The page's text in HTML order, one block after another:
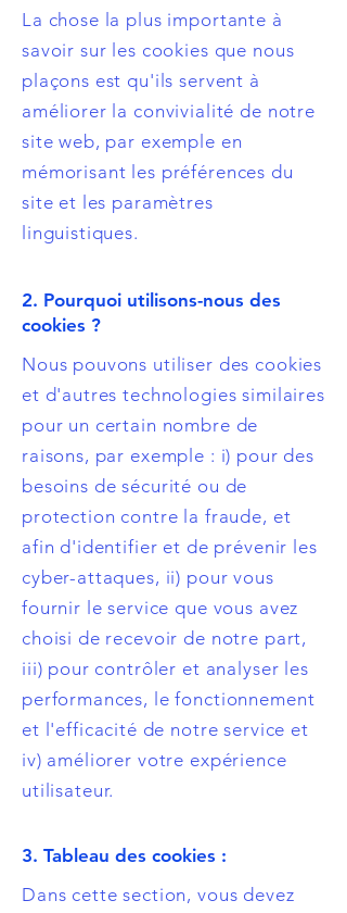
La chose la plus importante à
savoir sur les cookies que nous
plaçons est qu'ils servent à
améliorer la convivialité de notre
site web, par exemple en
mémorisant les préférences du
site et les paramètres
linguistiques.
2. Pourquoi utilisons-nous des
cookies ?
Nous pouvons utiliser des cookies
et d'autres technologies similaires
pour un certain nombre de
raisons, par exemple : i) pour des
besoins de sécurité ou de
protection contre la fraude, et
afin d'identifier et de prévenir les
cyber-attaques, ii) pour vous
fournir le service que vous avez
choisi de recevoir de notre part,
iii) pour contrôler et analyser les
performances, le fonctionnement
et l'efficacité de notre service et
iv) améliorer votre expérience
utilisateur.
3. Tableau des cookies :
Dans cette section, vous devez